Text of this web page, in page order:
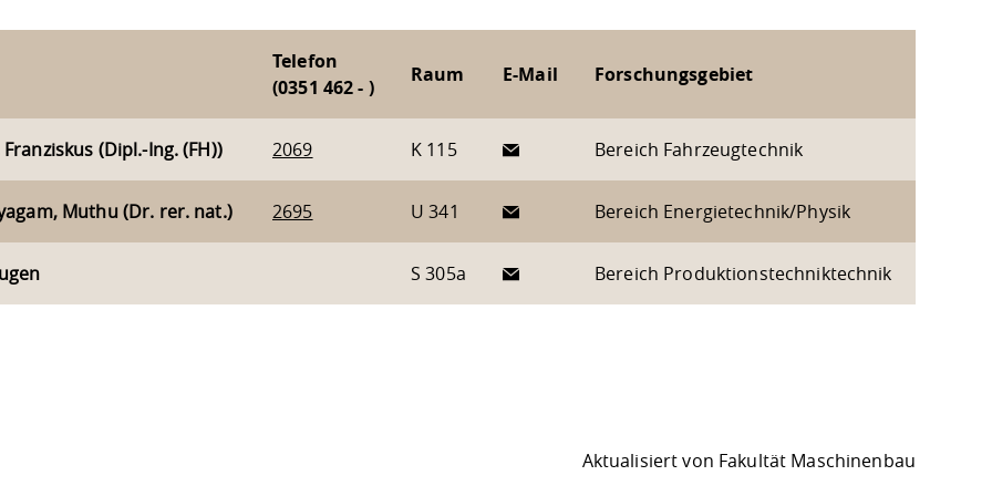
Telefon
(0351 462 - )
Raum E-Mail Forschungsgebiet
(Dipl.-Ing. (FH)) 2069 K 115 Bereich Fahrzeugtechnik
Muthu (Dr. rer. nat.) 2695 U 341 Bereich Energietechnik/Physik
S 305a Bereich Produktionstechniktechnik
Aktualisiert von Fakultät Maschinenbau